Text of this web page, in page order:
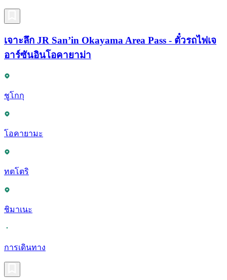
เจาะลึก JR San’in Okayama Area Pass - ตั๋วรถไฟเจ
อาร์ซันอินโอคายาม่า
ชูโกกุ
โอคายามะ
ทตโตริ
ชิมาเนะ
การเดินทาง